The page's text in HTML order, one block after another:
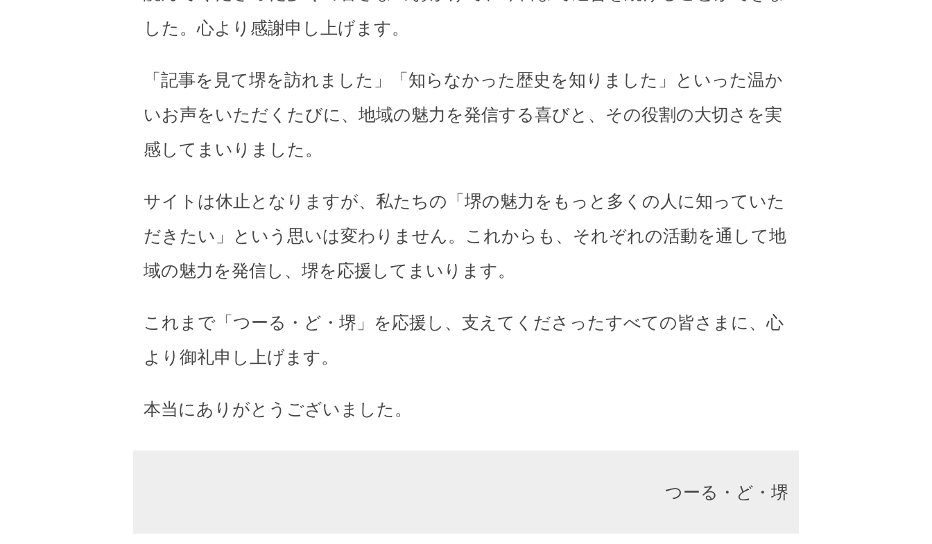
した。心より感謝申し上げます。
「記事を見て堺を訪れました」「知らなかった歴史を知りました」といった温か
いお声をいただくたびに、地域の魅力を発信する喜びと、その役割の大切さを実
感してまいりました。
サイトは休止となりますが、私たちの「堺の魅力をもっと多くの人に知っていた
だきたい」という思いは変わりません。これからも、それぞれの活動を通して地
域の魅力を発信し、堺を応援してまいります。
これまで「つーる・ど・堺」を応援し、支えてくださったすべての皆さまに、心
より御礼申し上げます。
本当にありがとうございました。
つーる・ど・堺